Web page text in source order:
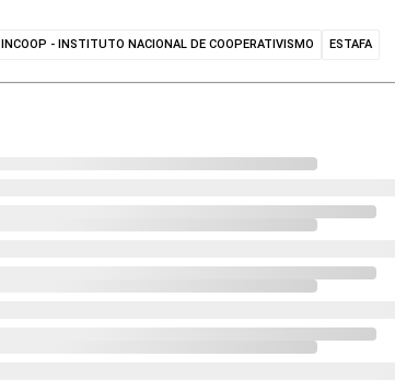
INCOOP - INSTITUTO NACIONAL DE COOPERATIVISMO ESTAFA